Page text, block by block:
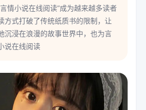
情小说在线阅读”成为越来越多读者
方式打破了传统纸质书的限制，让
沉浸在浪漫的故事世界中，也为言
说在线阅读